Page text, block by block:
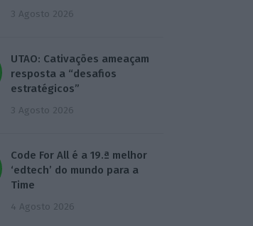
3 Agosto 2026
UTAO: Cativações ameaçam
resposta a “desafios
estratégicos”
3 Agosto 2026
Code For All é a 19.ª melhor
‘edtech’ do mundo para a
Time
4 Agosto 2026